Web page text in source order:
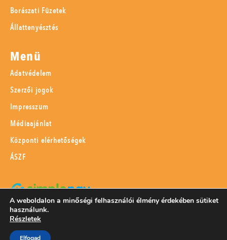
Borászati Füzetek
Állattenyésztés
Menü
Adatvédelem
Szerzői jogok
Impresszum
Médiaajánlat
Központi elérhetőségek
ÁSZF
SimplePay adattovábbítási nyilatkozat
A weboldalon a minőségi felhasználói élmény érdekében sütiket
használunk.
Részletek
Elfogad